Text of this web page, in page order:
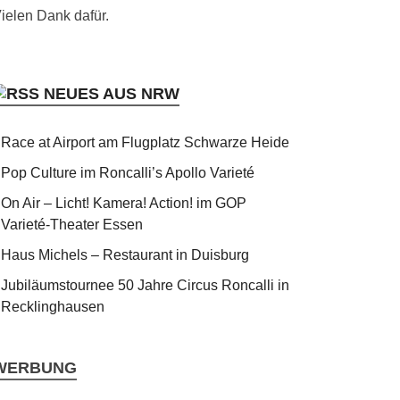
Dank dafür.
NEUES AUS NRW
Race at Airport am Flugplatz Schwarze Heide
Pop Culture im Roncalli’s Apollo Varieté
On Air – Licht! Kamera! Action! im GOP
Varieté-Theater Essen
Haus Michels – Restaurant in Duisburg
Jubiläumstournee 50 Jahre Circus Roncalli in
Recklinghausen